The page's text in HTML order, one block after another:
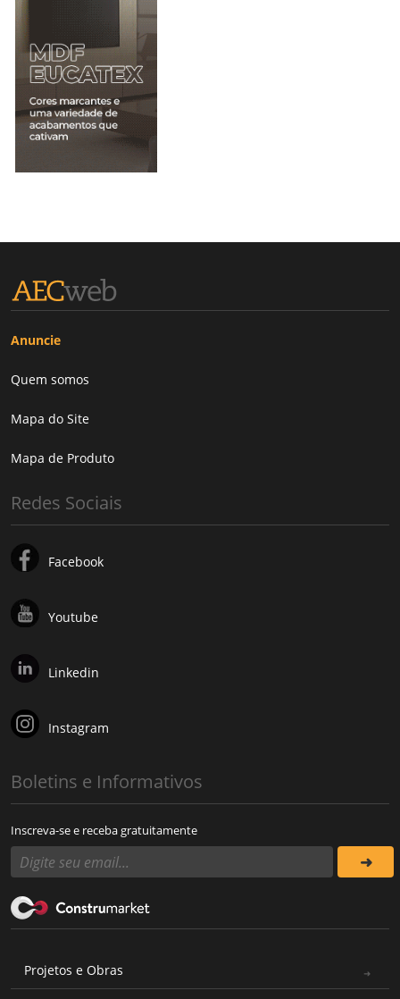
Anuncie
Quem somos
Mapa do Site
Mapa de Produto
Redes Sociais
Facebook
Youtube
Linkedin
Instagram
Boletins e Informativos
Inscreva-se e receba gratuitamente
Projetos e Obras